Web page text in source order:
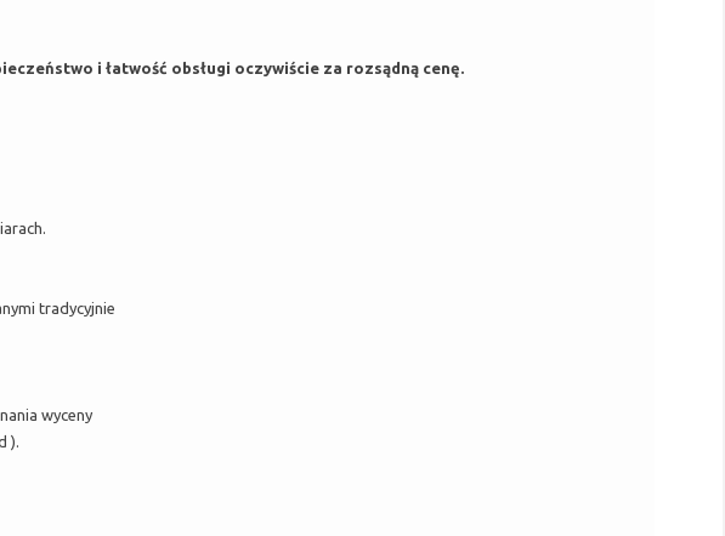
i łatwość obsługi oczywiście za rozsądną cenę.
tradycyjnie
wyceny
).